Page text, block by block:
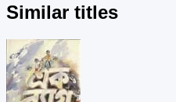
Similar titles